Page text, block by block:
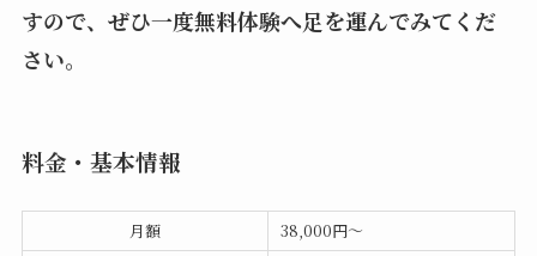
すので、ぜひ一度無料体験へ足を運んでみてくだ
さい。
料金・基本情報
月額
38,000円〜